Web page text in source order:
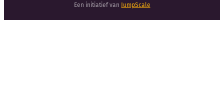
Een initiatief van JumpScale